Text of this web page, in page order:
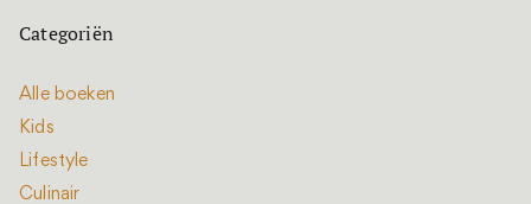
Categoriën
Alle boeken
Kids
Lifestyle
Culinair